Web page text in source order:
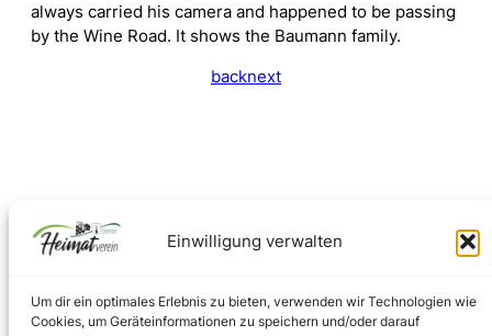
Einwilligung verwalten
Um dir ein optimales Erlebnis zu bieten, verwenden wir Technologien wie
Cookies, um Geräteinformationen zu speichern und/oder darauf
always carried his camera and happened to be passing
by the Wine Road. It shows the Baumann family.
backnext